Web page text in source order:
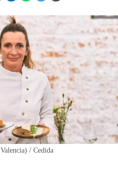
SESIÓN
/ Cedida